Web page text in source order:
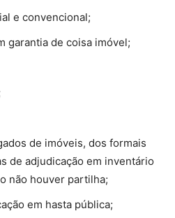
e convencional;
garantia de coisa imóvel;
de imóveis, dos formais
de adjudicação em inventário
não houver partilha;
em hasta pública;